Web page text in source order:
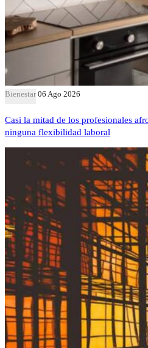
Bienestar 06 Ago 2026
Casi la mitad de los profesionales
ninguna flexibilidad laboral